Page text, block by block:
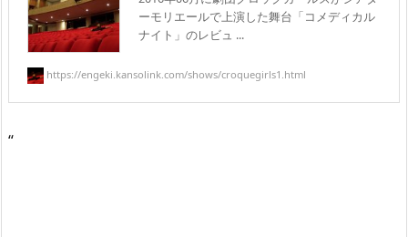
ーモリエールで上演した舞台「コメディカル
ナイト」のレビュ ...
https://engeki.kansolink.com/shows/croquegirls1.html
“